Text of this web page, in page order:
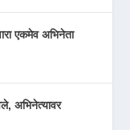
एकमेव अभिनेता
अभिनेत्यावर